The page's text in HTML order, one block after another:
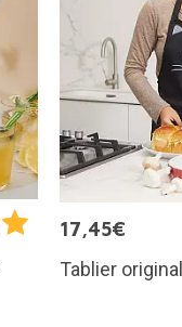
17,45€
Tablier